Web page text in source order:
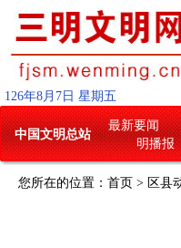
126年8月 7 日 星期五
中国文明总站
最新要闻
明播报
您所在的位置： 首页 > 区县